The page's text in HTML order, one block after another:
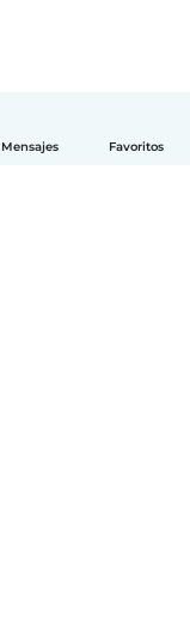
Mensajes Favoritos